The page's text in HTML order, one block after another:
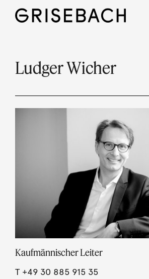
Ludger Wicher
Kaufmännischer Leiter
T +49 30 885 915 35